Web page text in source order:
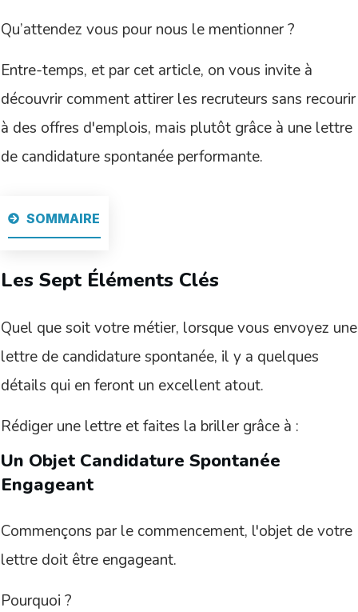
Qu’attendez vous pour nous le mentionner ?
Entre-temps, et par cet article, on vous invite à
découvrir comment attirer les recruteurs sans recourir
à des offres d'emplois, mais plutôt grâce à une lettre
de candidature spontanée performante.
SOMMAIRE
Les Sept Éléments Clés
Quel que soit votre métier, lorsque vous envoyez une
lettre de candidature spontanée, il y a quelques
détails qui en feront un excellent atout.
Rédiger une lettre et faites la briller grâce à :
Un Objet Candidature Spontanée
Engageant
Commençons par le commencement, l'objet de votre
lettre doit être engageant.
Pourquoi ?